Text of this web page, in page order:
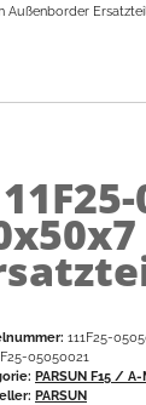
Außenborder
111F25-
F25-05050021
PARSUN F15 /
PARSUN